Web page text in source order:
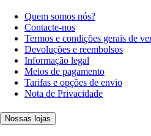
Quem somos nós?
Contacte-nos
Termos e condições gerais de
Devoluções e reembolsos
Informação legal
Meios de pagamento
Tarifas e opções de envio
Nota de Privacidade
Nossas lojas